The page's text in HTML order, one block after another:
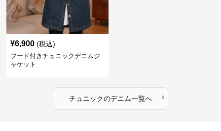
¥6,900 (税込)
フード付きチュニックデニムジ
ャケット
チュニックのデニム一覧へ ›